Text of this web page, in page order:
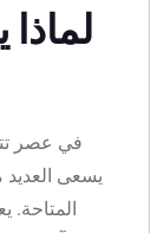
في عصر
يسعى
المتاحة.